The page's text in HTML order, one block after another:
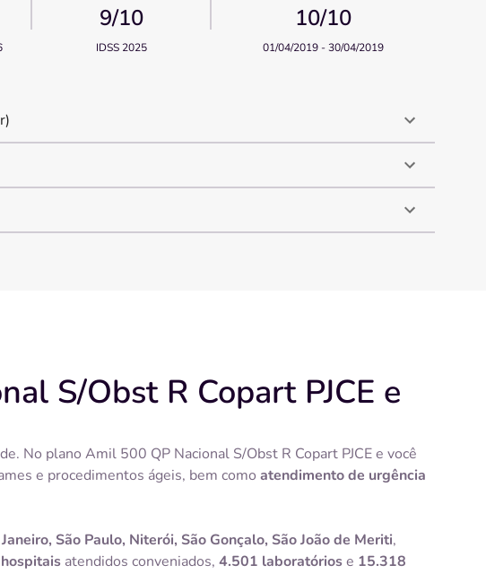
9/10
IDSS 2025
10/10
01/04/2019 - 30/04/2019
S/Obst R Copart PJCE e
No plano Amil 500 QP Nacional S/Obst R Copart PJCE e você
e procedimentos ágeis, bem como atendimento de urgência
São Paulo, Niterói, São Gonçalo, São João de Meriti,
atendidos conveniados, 4.501 laboratóriose 15.318